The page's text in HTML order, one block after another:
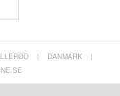
| DANMARK
|